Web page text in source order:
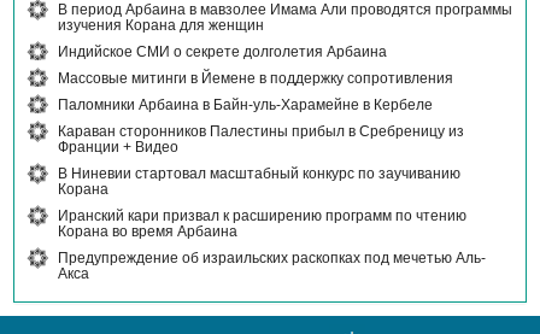
В период Арбаина в мавзолее Имама Али проводятся программы
изучения Корана для женщин
Индийское СМИ о секрете долголетия Арбаина
Массовые митинги в Йемене в поддержку сопротивления
Паломники Арбаина в Байн-уль-Харамейне в Кербеле
Караван сторонников Палестины прибыл в Сребреницу из
Франции + Видео
В Ниневии стартовал масштабный конкурс по заучиванию
Корана
Иранский кари призвал к расширению программ по чтению
Корана во время Арбаина
Предупреждение об израильских раскопках под мечетью Аль-
Акса